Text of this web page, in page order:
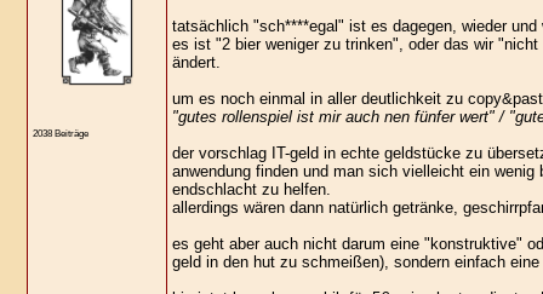
2038 Beiträge
tatsächlich "sch****egal" ist es dagegen, wieder
es ist "2 bier weniger zu trinken", oder das wir
ändert.
um es noch einmal in aller deutlichkeit zu
"gutes rollenspiel ist mir auch nen fünfer wert" /
der vorschlag IT-geld in echte geldstücke zu
anwendung finden und man sich vielleicht ein
endschlacht zu helfen.
allerdings wären dann natürlich getränke,
es geht aber auch nicht darum eine "konstruktive"
geld in den hut zu schmeißen), sondern einfach